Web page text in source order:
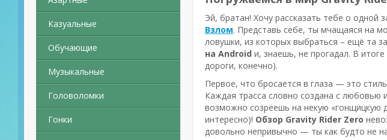
Казуальные
Обучающие
Музыкальные
Головоломки
Гонки
Эй, братан! Хочу рассказать тебе о
Взлом. Представь себе, ты мчащаяся на
ловушки, из которых выбраться – ещё та
на Android и, знаешь, не прогадал. В
дороги, конечно).
Первое, что бросается в глаза — это
Каждая трасса словно создана с любовью
возможно созреешь на некую «гонщицкую
интересно)! Обзор Gravity Rider Zero
довольно непривычно — ты как будто не